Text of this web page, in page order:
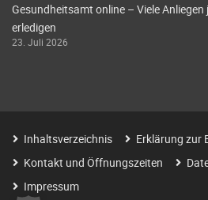
Gesundheitsamt online – Viele
erledigen
23. Juli 2026
Inhaltsverzeichnis
Erklärung zur
Kontakt und Öffnungszeiten
Impressum